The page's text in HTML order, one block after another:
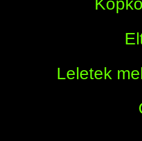
Leletek